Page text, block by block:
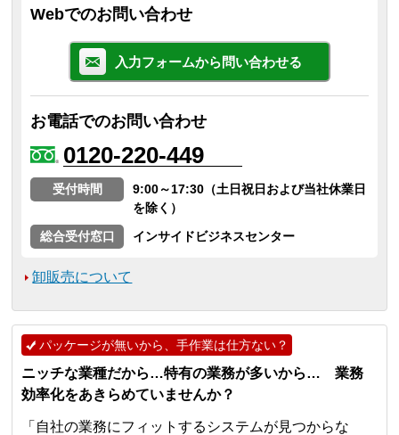
Webでのお問い合わせ
入力フォームから問い合わせる
お電話でのお問い合わせ
0120-220-449
受付時間
9:00～17:30（土日祝日および当社休業日
を除く）
総合受付窓口
インサイドビジネスセンター
卸販売について
パッケージが無いから、手作業は仕方ない？
ニッチな業種だから…特有の業務が多いから… 業務
効率化をあきらめていませんか？
「自社の業務にフィットするシステムが見つからな